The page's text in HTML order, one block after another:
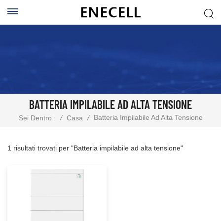
BATTERIA IMPILABILE AD ALTA TENSIONE
Sei Dentro : / Casa / Batteria Impilabile Ad Alta Tensione
1 risultati trovati per "Batteria impilabile ad alta tensione"